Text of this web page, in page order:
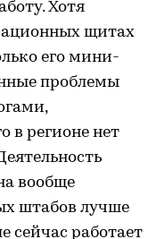
Хотя
щитах
его мини-
проблемы
в регионе нет
вообще
штабов лучше
сейчас работает